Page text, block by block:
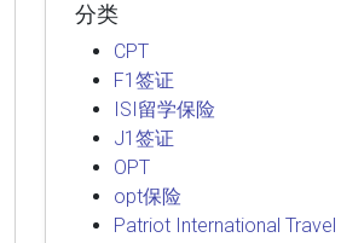
分类
CPT
F1签证
ISI留学保险
J1签证
OPT
opt保险
Patriot International Travel